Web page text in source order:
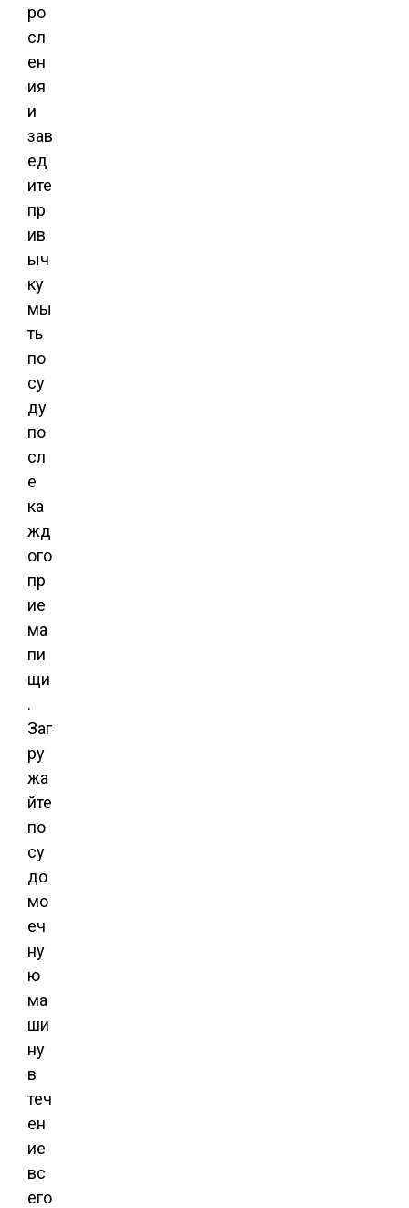
ро
сл
ен
ия
и
зав
ед
ите
пр
ив
ыч
ку
мы
ть
по
су
ду
по
сл
е
ка
жд
ого
пр
ие
ма
пи
щи
.
Заг
ру
жа
йте
по
су
до
мо
еч
ну
ю
ма
ши
ну
в
теч
ен
ие
вс
его